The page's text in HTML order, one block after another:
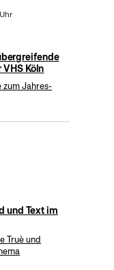
Köln
zum Jahres-
und Text im
Truè und